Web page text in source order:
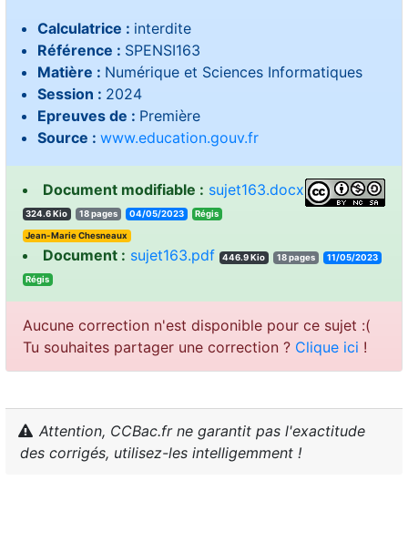
Calculatrice : interdite
Référence : SPENSI163
Matière : Numérique et Sciences Informatiques
Session : 2024
Epreuves de : Première
Source : www.education.gouv.fr
Document modifiable : sujet163.docx
324.6 Kio 18 pages 04/05/2023 sigéR
Jean-Marie Chesneaux
Document : sujet163.pdf 446.9 Kio 18 pages 11/05/2023
sigéR
Aucune correction n'est disponible pour ce sujet :(
Tu souhaites partager une correction ? Clique ici !
Attention, CCBac.fr ne garantit pas l'exactitude
des corrigés, utilisez-les intelligemment !